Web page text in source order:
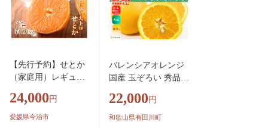
ルーツ みかん 年内
発送 甘い 高級 柑橘
類 紅マドンナ
【先行予約】せとか
（家庭用）レギュラ
0】
24,000 円
愛媛県今治市
バレンシアオレンジ
国産 玉ぞろい 秀品
kg ) 2L L M サイズの
いずれか 和歌山県産
22,000 円
和歌山県有田川町